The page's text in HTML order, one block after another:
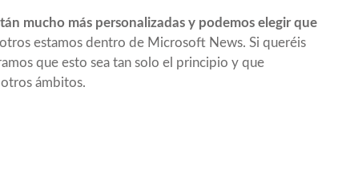
mucho más personalizadas y podemos elegir que
estamos dentro de Microsoft News. Si queréis
que esto sea tan solo el principio y que
ámbitos.